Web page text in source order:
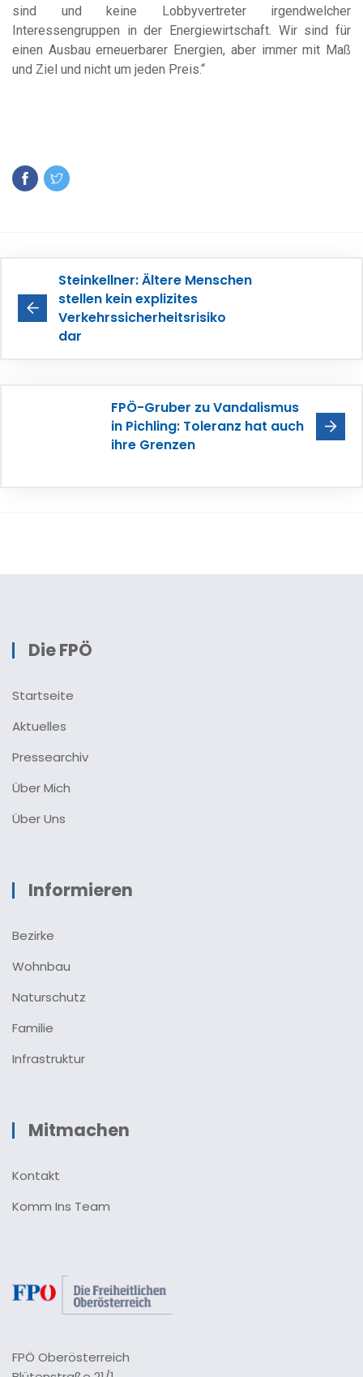
sind und keine Lobbyvertreter irgendwelcher
Interessengruppen in der Energiewirtschaft. Wir sind für
einen Ausbau erneuerbarer Energien, aber immer mit Maß
und Ziel und nicht um jeden Preis.“
Steinkellner: Ältere Menschen
stellen kein explizites
Verkehrssicherheitsrisiko
dar
FPÖ-Gruber zu Vandalismus
in Pichling: Toleranz hat auch
ihre Grenzen
Die FPÖ
Startseite
Aktuelles
Pressearchiv
Über Mich
Über Uns
Informieren
Bezirke
Wohnbau
Naturschutz
Familie
Infrastruktur
Mitmachen
Kontakt
Komm Ins Team
FPÖ Oberösterreich